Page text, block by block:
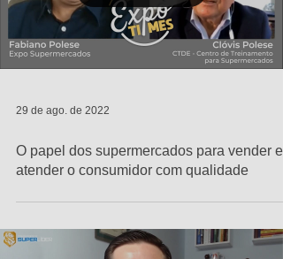
29 de ago. de 2022
O papel dos supermercados para vender e
atender o consumidor com qualidade